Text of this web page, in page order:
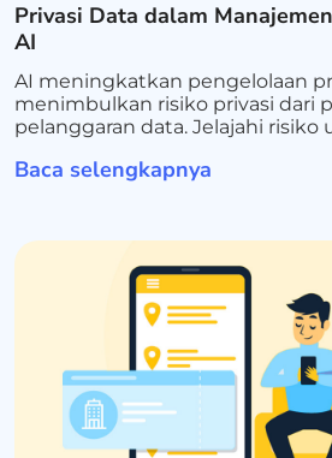
Privasi Data dalam
AI
AI meningkatkan pengelolaan
menimbulkan risiko privasi dari
pelanggaran data. Jelajahi risiko
aman.
Baca selengkapnya